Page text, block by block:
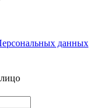
данных